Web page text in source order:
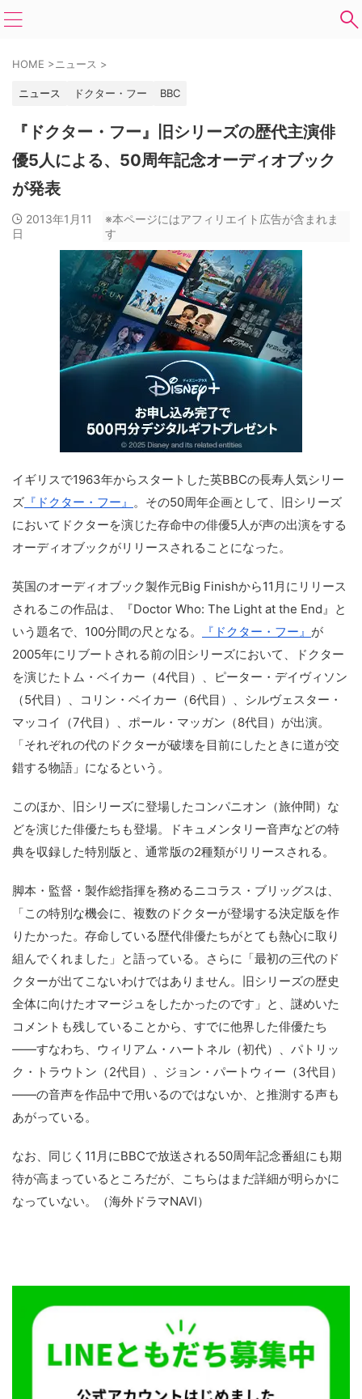
HOME >ニュース >
ニュース ドクター・フー BBC
『ドクター・フー』旧シリーズの歴代主演俳
優5人による、50周年記念オーディオブック
が発表
2013年1月11
日
※本ページにはアフィリエイト広告が含まれま
す
イギリスで1963年からスタートした英BBCの長寿人気シリー
ズ 『ドクター・フー』 。その50周年企画として、旧シリーズ
においてドクターを演じた存命中の俳優5人が声の出演をする
オーディオブックがリリースされることになった。
英国のオーディオブック製作元Big Finishから11月にリリース
されるこの作品は、『Doctor Who: The Light at the End』と
いう題名で、100分間の尺となる。
『ドクター・フー』 が
2005年にリブートされる前の旧シリーズにおいて、ドクター
を演じたトム・ベイカー（4代目）、ピーター・デイヴィソン
（5代目）、コリン・ベイカー（6代目）、シルヴェスター・
マッコイ（7代目）、ポール・マッガン（8代目）が出演。
「それぞれの代のドクターが破壊を目前にしたときに道が交
錯する物語」になるという。
このほか、旧シリーズに登場したコンパニオン（旅仲間）な
どを演じた俳優たちも登場。ドキュメンタリー音声などの特
典を収録した特別版と、通常版の2種類がリリースされる。
脚本・監督・製作総指揮を務めるニコラス・ブリッグスは、
「この特別な機会に、複数のドクターが登場する決定版を作
りたかった。存命している歴代俳優たちがとても熱心に取り
組んでくれました」と語っている。さらに「最初の三代のド
クターが出てこないわけではありません。旧シリーズの歴史
全体に向けたオマージュをしたかったのです」と、謎めいた
コメントも残していることから、すでに他界した俳優たち
――すなわち、ウィリアム・ハートネル（初代）、パトリッ
ク・トラウトン（2代目）、ジョン・パートウィー（3代目）
――の音声を作品中で用いるのではないか、と推測する声も
あがっている。
なお、同じく11月にBBCで放送される50周年記念番組にも期
待が高まっているところだが、こちらはまだ詳細が明らかに
なっていない。（海外ドラマNAVI）